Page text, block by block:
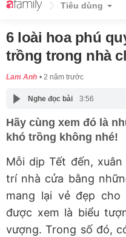
Tiêu dùng
6 loài hoa phú
trồng trong nhà
Lam Anh 2 năm trước
Nghe đọc bài 3:56
Hãy cùng xem đó là
khó trồng không nhé!
Mỗi dịp Tết đến,
trí nhà cửa bằng
mang lại vẻ đẹp
được xem là biểu
vượng. Trong số đó,